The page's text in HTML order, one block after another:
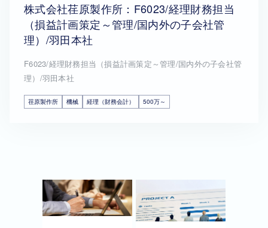
株式会社荏原製作所：F6023/経理財務担当
（損益計画策定～管理/国内外の子会社管
理）/羽田本社
F6023/経理財務担当（損益計画策定～管理/国内外の子会社管
理）/羽田本社
荏原製作所 機械 経理（財務会計） 500万～